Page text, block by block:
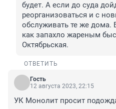
будет. А если до суда
реорганизоваться и с
обслуживать те же дома.
как запахло жареным
Октябрьская.
ОТВЕТИТЬ
Гость
12 августа 2023, 22:15
УК Монолит просит